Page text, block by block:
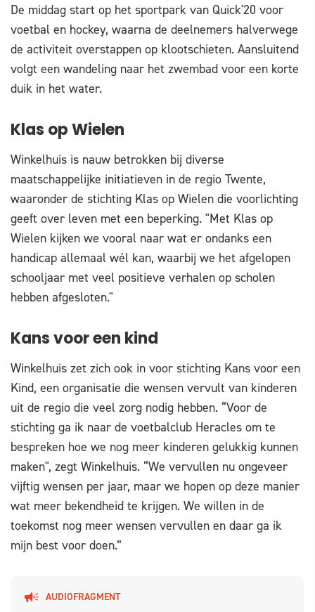
De middag start op het sportpark van Quick'20 voor
voetbal en hockey, waarna de deelnemers halverwege
de activiteit overstappen op klootschieten. Aansluitend
volgt een wandeling naar het zwembad voor een korte
duik in het water.
Klas op Wielen
Winkelhuis is nauw betrokken bij diverse
maatschappelijke initiatieven in de regio Twente,
waaronder de stichting Klas op Wielen die voorlichting
geeft over leven met een beperking. "Met Klas op
Wielen kijken we vooral naar wat er ondanks een
handicap allemaal wél kan, waarbij we het afgelopen
schooljaar met veel positieve verhalen op scholen
hebben afgesloten."
Kans voor een kind
Winkelhuis zet zich ook in voor stichting Kans voor een
Kind, een organisatie die wensen vervult van kinderen
uit de regio die veel zorg nodig hebben. “Voor de
stichting ga ik naar de voetbalclub Heracles om te
bespreken hoe we nog meer kinderen gelukkig kunnen
maken", zegt Winkelhuis. “We vervullen nu ongeveer
vijftig wensen per jaar, maar we hopen op deze manier
wat meer bekendheid te krijgen. We willen in de
toekomst nog meer wensen vervullen en daar ga ik
mijn best voor doen.”
AUDIOFRAGMENT